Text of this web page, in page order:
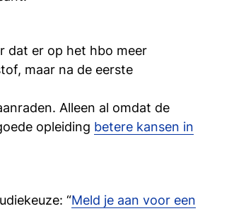
dat er op het hbo meer
maar na de eerste
Alleen al omdat de
opleiding betere kansen in
“Meld je aan voor een